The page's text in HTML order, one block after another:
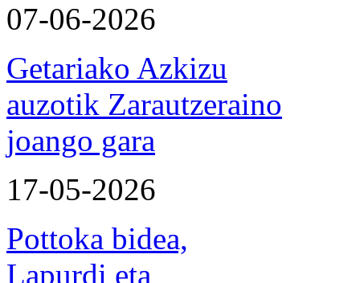
07-06-2026
Getariako Azkizu
auzotik Zarautzeraino
joango gara
17-05-2026
Pottoka bidea,
Lapurdi eta